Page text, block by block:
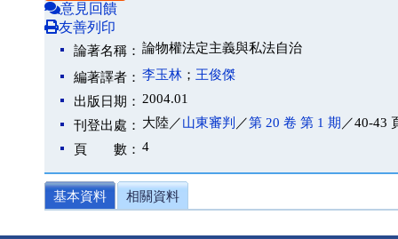
意見回饋
友善列印
論著名稱： 論物權法定主義與私法自治
編著譯者： 李玉林 ； 王俊傑
出版日期： 2004.01
刊登出處： 大陸／山東審判 ／第 20 卷 第 1 期 ／40-43
頁 數： 4
基本資料 相關資料